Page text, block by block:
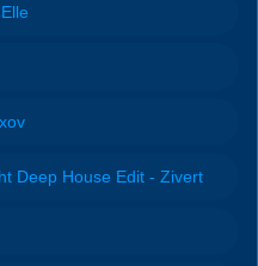
Deep House Edit - Zivert